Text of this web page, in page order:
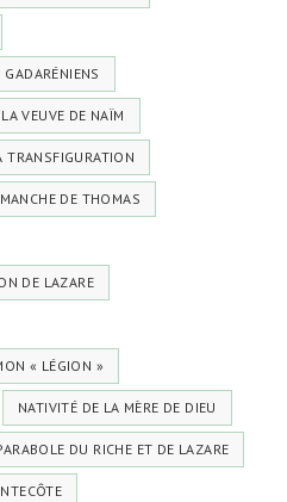
VEUVE DE NAÏM
TRANSFIGURATION
DE THOMAS
DE LAZARE
« LÉGION »
NATIVITÉ DE LA MÈRE DE DIEU
DU RICHE ET DE LAZARE